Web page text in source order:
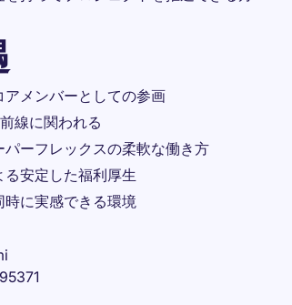
メンバーとしての参画
線に関われる
ーフレックスの柔軟な働き方
安定した福利厚生
に実感できる環境